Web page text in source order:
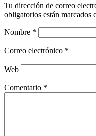
Tu dirección de correo
obligatorios están marcados
Nombre *
Correo electrónico *
Web
Comentario *